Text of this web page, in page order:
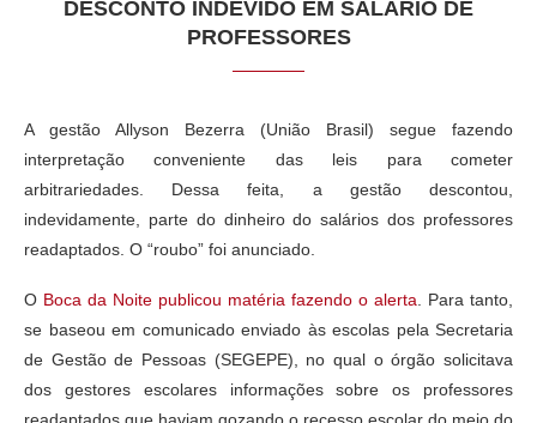
DESCONTO INDEVIDO EM SALÁRIO DE
PROFESSORES
A gestão Allyson Bezerra (União Brasil) segue fazendo
interpretação conveniente das leis para cometer
arbitrariedades. Dessa feita, a gestão descontou,
indevidamente, parte do dinheiro do salários dos professores
readaptados. O “roubo” foi anunciado.
O Boca da Noite publicou matéria fazendo o alerta . Para tanto,
se baseou em comunicado enviado às escolas pela Secretaria
de Gestão de Pessoas (SEGEPE), no qual o órgão solicitava
dos gestores escolares informações sobre os professores